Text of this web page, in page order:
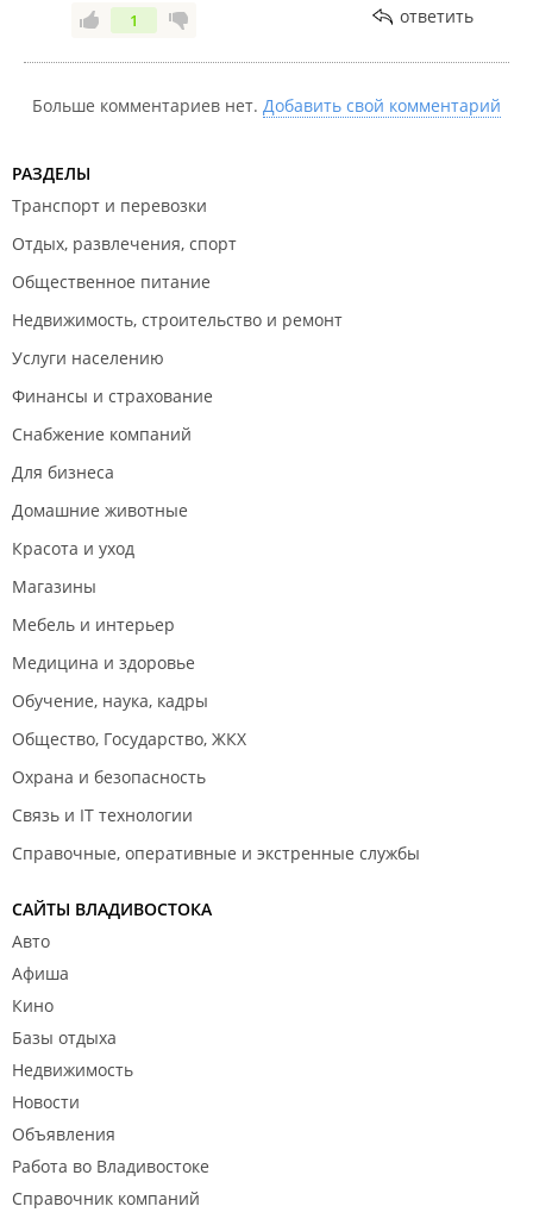
1 ответить
Больше комментариев нет. Добавить свой комментарий
РАЗДЕЛЫ
Транспорт и перевозки
Отдых, развлечения, спорт
Общественное питание
Недвижимость, строительство и ремонт
Услуги населению
Финансы и страхование
Снабжение компаний
Для бизнеса
Домашние животные
Красота и уход
Магазины
Мебель и интерьер
Медицина и здоровье
Обучение, наука, кадры
Общество, Государство, ЖКХ
Охрана и безопасность
Связь и IT технологии
Справочные, оперативные и экстренные службы
САЙТЫ ВЛАДИВОСТОКА
Авто
Афиша
Кино
Базы отдыха
Недвижимость
Новости
Объявления
Работа во Владивостоке
Справочник компаний